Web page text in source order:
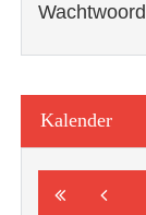
Kalender